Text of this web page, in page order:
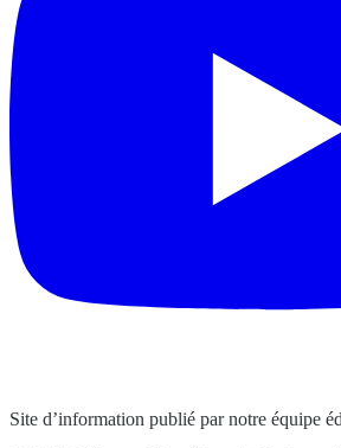
Site d’information publié par notre équipe